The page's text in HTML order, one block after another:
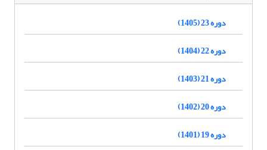
دوره 23 (1405)
دوره 22 (1404)
دوره 21 (1403)
دوره 20 (1402)
دوره 19 (1401)